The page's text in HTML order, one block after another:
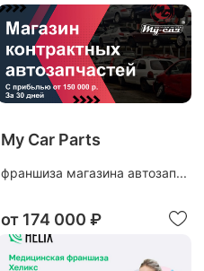
My Car Parts
франшиза магазина автозап...
от 174 000 ₽